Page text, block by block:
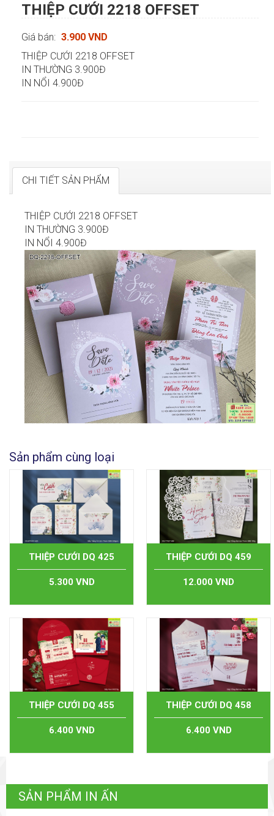
THIỆP CƯỚI 2218 OFFSET
Giá bán: 3.900 VND
THIỆP CƯỚI 2218 OFFSET
IN THƯỜNG 3.900Đ
IN NỔI 4.900Đ
CHI TIẾT SẢN PHẨM
THIỆP CƯỚI 2218 OFFSET
IN THƯỜNG 3.900Đ
IN NỔI 4.900Đ
Sản phẩm cùng loại
THIỆP CƯỚI DQ 425
5.300 VND
THIỆP CƯỚI DQ 459
12.000 VND
THIỆP CƯỚI DQ 455
6.400 VND
THIỆP CƯỚI DQ 458
6.400 VND
SẢN PHẨM IN ẤN